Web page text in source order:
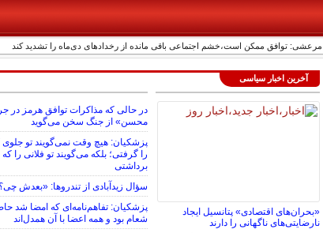
مرعشی: توافق ممکن است،خشم اجتماعی باقی مانده از رخدادهای دی‌ماه را تشدید کند
آخرین اخبار سیاسی
«بحران‌های اقتصادی» پتانسیل ایجاد
نارضایتی‌های ناگهانی را دارند
در حالی که مذاکرات توافق هرمز در
محسن» از جنگ سخن می‌گوید
پزشکیان: هیچ وقت نمی‌گویند تو
را گرفتی؛ بلکه می‌گویند تو فلانی را
برداشتی
سؤال زیدآبادی از تندروها: «بعدش
پزشکیان: تفاهم‌نامه‌ای که امضا شد
شعام بود و همه اعضا با آن همدل‌اند